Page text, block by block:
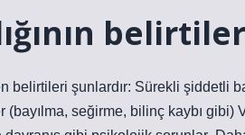
belirtileri şunlardır: Sürekli şiddetli
seğirme, bilinç kaybı gibi)